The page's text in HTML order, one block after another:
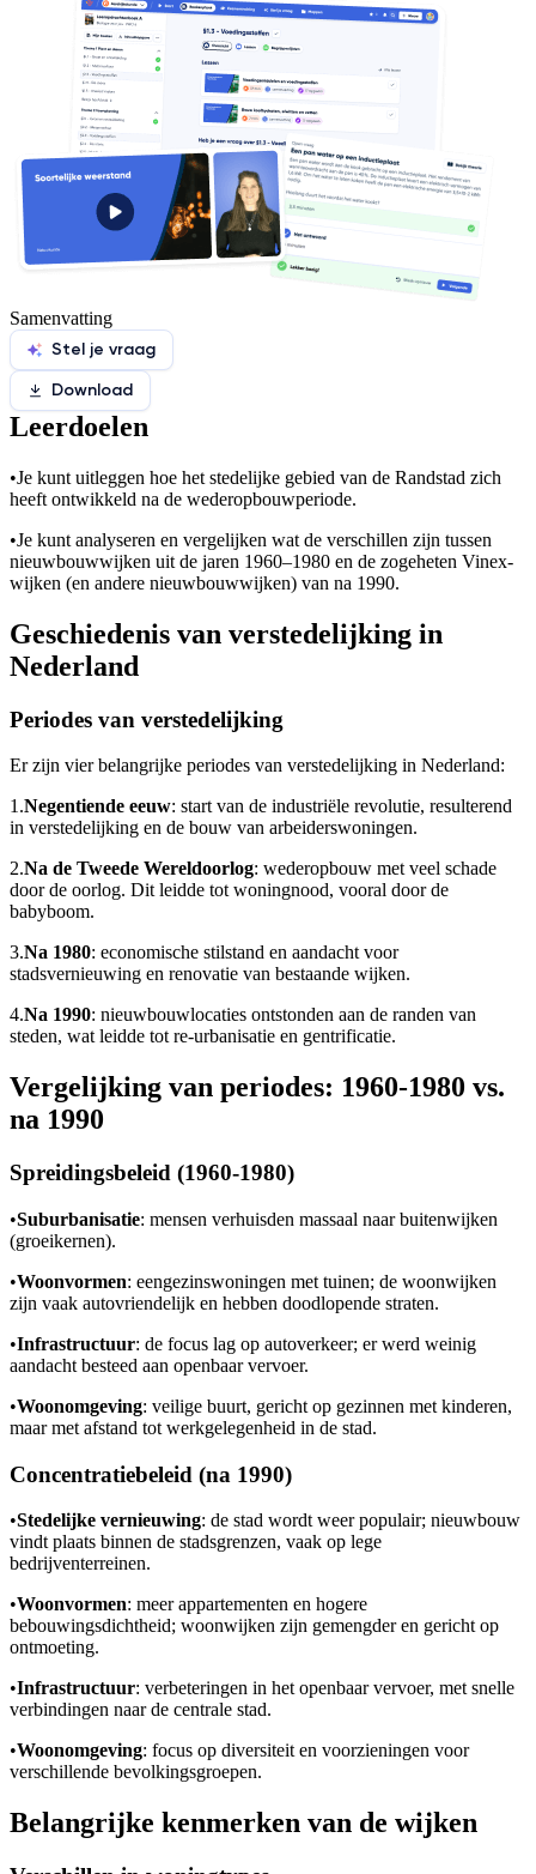
Samenvatting
Stel je vraag
Download
Leerdoelen
•Je kunt uitleggen hoe het stedelijke gebied van de Randstad zich
heeft ontwikkeld na de wederopbouwperiode.
•Je kunt analyseren en vergelijken wat de verschillen zijn tussen
nieuwbouwwijken uit de jaren 1960–1980 en de zogeheten Vinex-
wijken (en andere nieuwbouwwijken) van na 1990.
Geschiedenis van verstedelijking in
Nederland
Periodes van verstedelijking
Er zijn vier belangrijke periodes van verstedelijking in Nederland:
1.Negentiende eeuw: start van de industriële revolutie, resulterend
in verstedelijking en de bouw van arbeiderswoningen.
2.Na de Tweede Wereldoorlog: wederopbouw met veel schade
door de oorlog. Dit leidde tot woningnood, vooral door de
babyboom.
3.Na 1980: economische stilstand en aandacht voor
stadsvernieuwing en renovatie van bestaande wijken.
4.Na 1990: nieuwbouwlocaties ontstonden aan de randen van
steden, wat leidde tot re-urbanisatie en gentrificatie.
Vergelijking van periodes: 1960-1980 vs.
na 1990
Spreidingsbeleid (1960-1980)
•Suburbanisatie: mensen verhuisden massaal naar buitenwijken
(groeikernen).
•Woonvormen: eengezinswoningen met tuinen; de woonwijken
zijn vaak autovriendelijk en hebben doodlopende straten.
•Infrastructuur: de focus lag op autoverkeer; er werd weinig
aandacht besteed aan openbaar vervoer.
•Woonomgeving: veilige buurt, gericht op gezinnen met kinderen,
maar met afstand tot werkgelegenheid in de stad.
Concentratiebeleid (na 1990)
•Stedelijke vernieuwing: de stad wordt weer populair; nieuwbouw
vindt plaats binnen de stadsgrenzen, vaak op lege
bedrijventerreinen.
•Woonvormen: meer appartementen en hogere
bebouwingsdichtheid; woonwijken zijn gemengder en gericht op
ontmoeting.
•Infrastructuur: verbeteringen in het openbaar vervoer, met snelle
verbindingen naar de centrale stad.
•Woonomgeving: focus op diversiteit en voorzieningen voor
verschillende bevolkingsgroepen.
Belangrijke kenmerken van de wijken